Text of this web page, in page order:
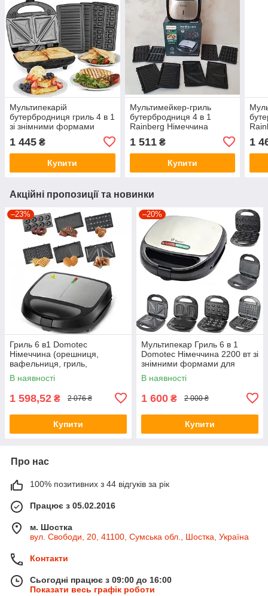
Мультипекарій
бутербродниця гриль 4 в 1
зі знімними формами
Domotec Німеччина 2200
Вт ER 123 UI
1 445 ₴
Купити
Мультимейкер-гриль
бутербродниця 4 в 1
Rainberg Німеччина
горішниця гриль IO 3648
KL
1 511₴
Купити
LK
1
Акційні пропозиції та новинки
–23%
Гриль 6 в1 Domotec
Німеччина (орешниця,
вафельниця, гриль,
сендвічниця,пончики,мадлен)
2200 Watt
В наявності
1 598,52 ₴ 2 076 ₴
Купити
–20%
Мультипекар Гриль 6 в 1
Domotec Німеччина 2200 вт зі
знімними формами для
випікання
В наявності
1 600 ₴ 2 000 ₴
Купити
Про нас
100% позитивних з 44 відгуків за рік
Працює з 05.02.2016
м. Шостка
вул. Свободи, 20, 41100, Сумська обл., Шостка, Україна
Контакти
Сьогодні працює з 09:00 до 16:00
Показати весь графік роботи